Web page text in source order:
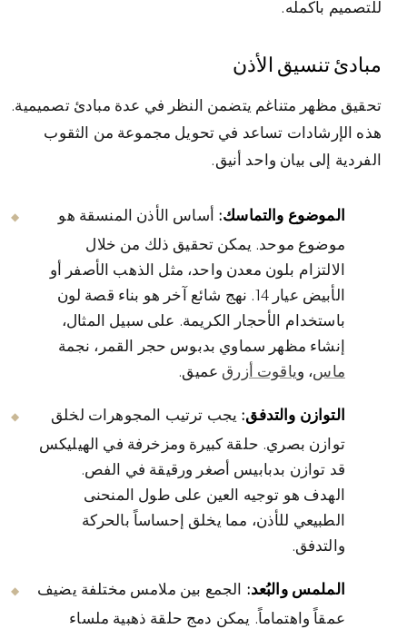
للتصميم بأكمله.
مبادئ تنسيق الأذن
تحقيق مظهر متناغم يتضمن النظر في عدة مبادئ تصميمية.
هذه الإرشادات تساعد في تحويل مجموعة من الثقوب
الفردية إلى بيان واحد أنيق.
الموضوع والتماسك:أساس الأذن المنسقة هو
موضوع موحد. يمكن تحقيق ذلك من خلال
الالتزام بلون معدن واحد، مثل الذهب الأصفر أو
الأبيض عيار 14. نهج شائع آخر هو بناء قصة لون
باستخدام الأحجار الكريمة. على سبيل المثال،
إنشاء مظهر سماوي بدبوس حجر القمر، نجمة
ماس، و ياقوت أزرقعميق.
التوازن والتدفق:يجب ترتيب المجوهرات لخلق
توازن بصري. حلقة كبيرة ومزخرفة في الهيليكس
قد توازن بدبابيس أصغر ورقيقة في الفص.
الهدف هو توجيه العين على طول المنحنى
الطبيعي للأذن، مما يخلق إحساساً بالحركة
والتدفق.
الملمس والبُعد:الجمع بين ملامس مختلفة يضيف
عمقاً واهتماماً. يمكن دمج حلقة ذهبية ملساء